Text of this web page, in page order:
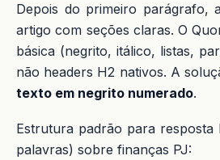
Depois do primeiro parágrafo,
artigo com seções claras. O
básica (negrito, itálico, listas,
não headers H2 nativos. A
texto em negrito numerado.
Estrutura padrão para resposta
palavras) sobre finanças PJ: